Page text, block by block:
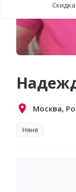
Москва,
Няня